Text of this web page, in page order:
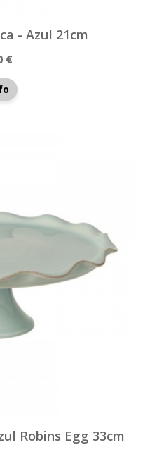
- Azul 21cm
€
Robins Egg 33cm